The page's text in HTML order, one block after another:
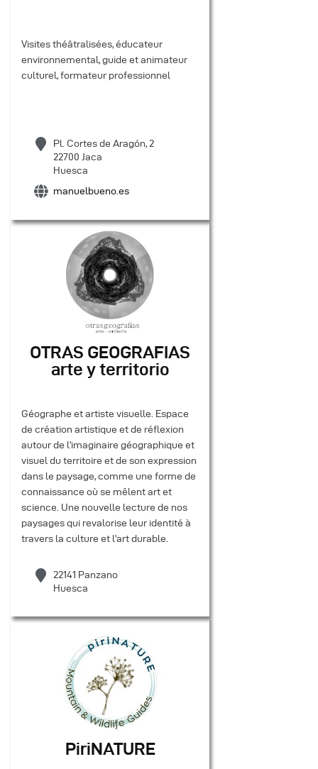
Visites théâtralisées, éducateur
environnemental, guide et animateur
culturel, formateur professionnel
Pl. Cortes de Aragón, 2
22700 Jaca
Huesca
manuelbueno.es
OTRAS GEOGRAFIAS
arte y territorio
Géographe et artiste visuelle. Espace
de création artistique et de réflexion
autour de l’imaginaire géographique et
visuel du territoire et de son expression
dans le paysage, comme une forme de
connaissance où se mêlent art et
science. Une nouvelle lecture de nos
paysages qui revalorise leur identité à
travers la culture et l’art durable.
22141 Panzano
Huesca
PiriNATURE